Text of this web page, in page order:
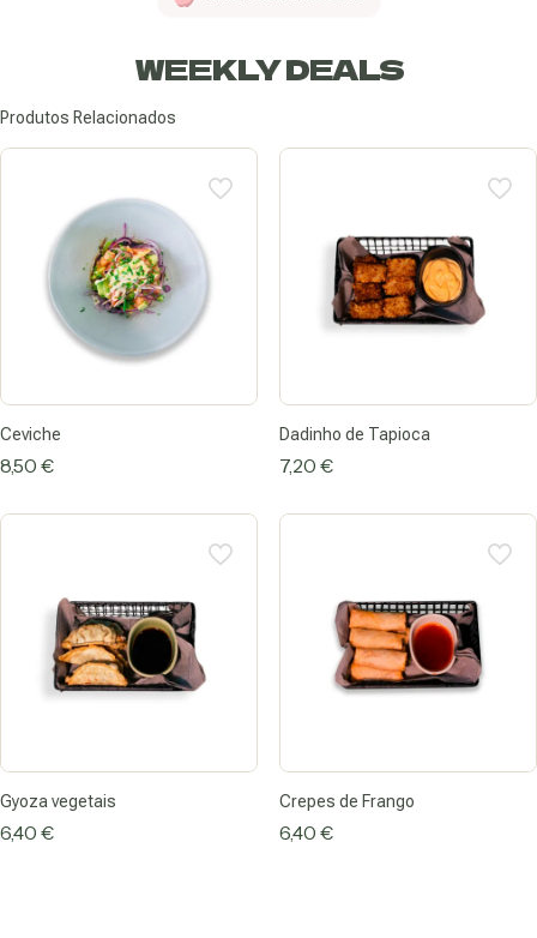
WEEKLY DEALS
Produtos Relacionados
Ceviche
8,50 €
Dadinho de Tapioca
7,20 €
Gyoza vegetais
6,40 €
Crepes de Frango
6,40 €